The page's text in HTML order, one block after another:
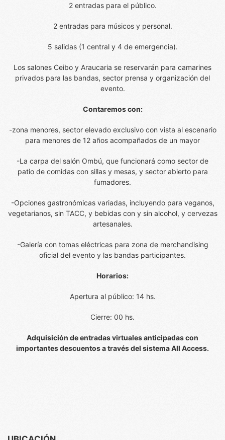
2 entradas para el público.
2 entradas para músicos y personal.
5 salidas (1 central y 4 de emergencia).
Los salones Ceibo y Araucaria se reservarán para camarines
privados para las bandas, sector prensa y organización del
evento.
Contaremos con:
-zona menores, sector elevado exclusivo con vista al escenario
para menores de 12 años acompañados de un mayor
-La carpa del salón Ombú, que funcionará como sector de
patio de comidas con sillas y mesas, y sector abierto para
fumadores.
-Opciones gastronómicas variadas, incluyendo para veganos,
vegetarianos, sin TACC, y bebidas con y sin alcohol, y cervezas
artesanales.
-Galería con tomas eléctricas para zona de merchandising
oficial del evento y las bandas participantes.
Horarios:
Apertura al público: 14 hs.
Cierre: 00 hs.
Adquisición de entradas virtuales anticipadas con
importantes descuentos a través del sistema All Access.